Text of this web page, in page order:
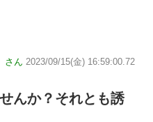
さん 2023/09/15(金) 16:59:00.72
んか？それとも誘